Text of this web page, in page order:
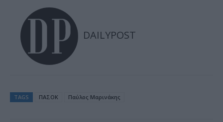
DAILYPOST
TAGS ΠΑΣΟΚ Παύλος Μαρινάκης